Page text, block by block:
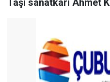
Taşı sanatkarı Ahmet